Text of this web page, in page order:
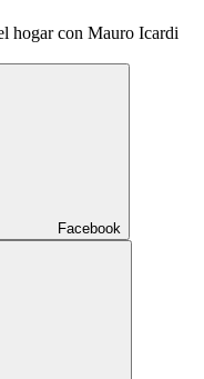
hogar con Mauro Icardi
Facebook